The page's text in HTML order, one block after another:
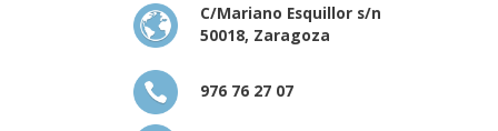
C/Mariano Esquillor s/n
50018, Zaragoza
976 76 27 07